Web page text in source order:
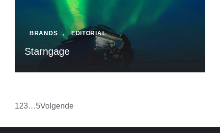
BRANDS , EDITORIAL
Starngage
123…5Volgende